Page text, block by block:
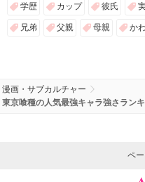
学歴 カップ 彼氏
兄弟 父親 母親 か
漫画・サブカルチャー
東京喰種の人気最強キャラ強さラン
ペ